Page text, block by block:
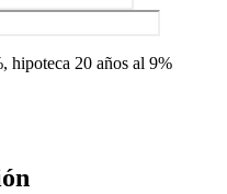
, hipoteca 20 años al 9%